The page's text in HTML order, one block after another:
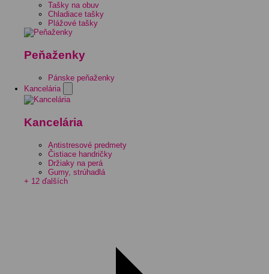
Tašky na obuv
Chladiace tašky
Plážové tašky
Peňaženky
Pánske peňaženky
Kancelária
Kancelária
Antistresové predmety
Čistiace handričky
Držiaky na perá
Gumy, strúhadlá
+ 12 ďalších